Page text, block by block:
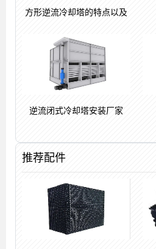
方形逆流冷却塔的特点以及
逆流闭式冷却塔安装厂家
推荐配件